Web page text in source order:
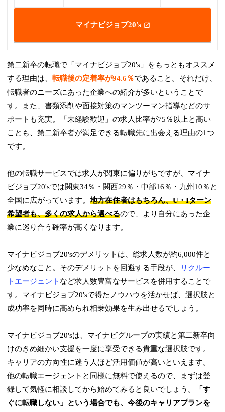
マイナビジョブ20's
第二新卒の転職で「マイナビジョブ20's」をもっともオススメ
する理由は、転職後の定着率が94.6％であること。それだけ、
転職者のニーズにあった企業への紹介が多いということで
す。また、書類添削や面接対策のマンツーマン指導などのサ
ポートも充実。「未経験歓迎」の求人比率が75％以上と高い
ことも、第二新卒者が満足できる転職先に出会える理由の1つ
です。
他の転職サービスでは求人が関東に偏りがちですが、マイナ
ビジョブ20'sでは関東34％・関西29％・中部16％・九州10％と
全国に広がっています。地方在住者はもちろん、U・Iターン
希望者も、多くの求人から選べるので、より自分にあった企
業に巡り合う確率が高くなります。
マイナビジョブ20'sのデメリットは、総求人数が約6,000件と
少なめなこと。そのデメリットを回避する手段が、
リクルー
トエージェント など求人数豊富なサービスを併用することで
す。マイナビジョブ20'sで得たノウハウを活かせば、選択肢と
成功率を同時に高められ相乗効果を生み出せるでしょう。
マイナビジョブ20'sは、マイナビグループの実績と第二新卒向
けのきめ細かい支援を一度に享受できる貴重な選択肢です。
キャリアの方向性に迷う人ほど活用価値が高いといえます。
他の転職エージェントと同様に無料で使えるので、まずは登
録して気軽に相談してから始めてみると良いでしょう。
「す
ぐに転職しない」という場合でも、今後のキャリアプランを